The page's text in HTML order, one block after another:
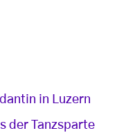
in Luzern
der Tanzsparte